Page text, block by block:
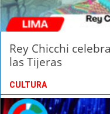
Rey Chicchi
las Tijeras
CULTURA